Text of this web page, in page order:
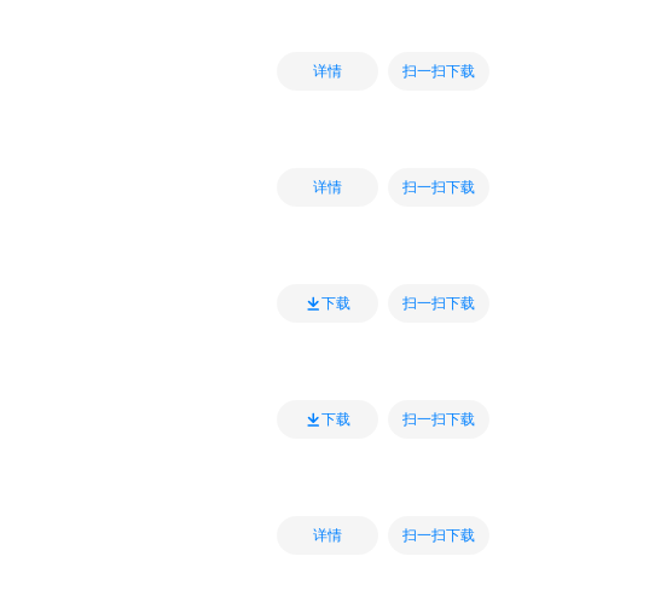
详情 扫一扫下载
详情 扫一扫下载
下载 扫一扫下载
下载 扫一扫下载
详情 扫一扫下载